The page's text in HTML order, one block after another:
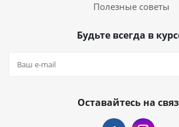
Полезные советы
Будьте всегда в
Оставайтесь на